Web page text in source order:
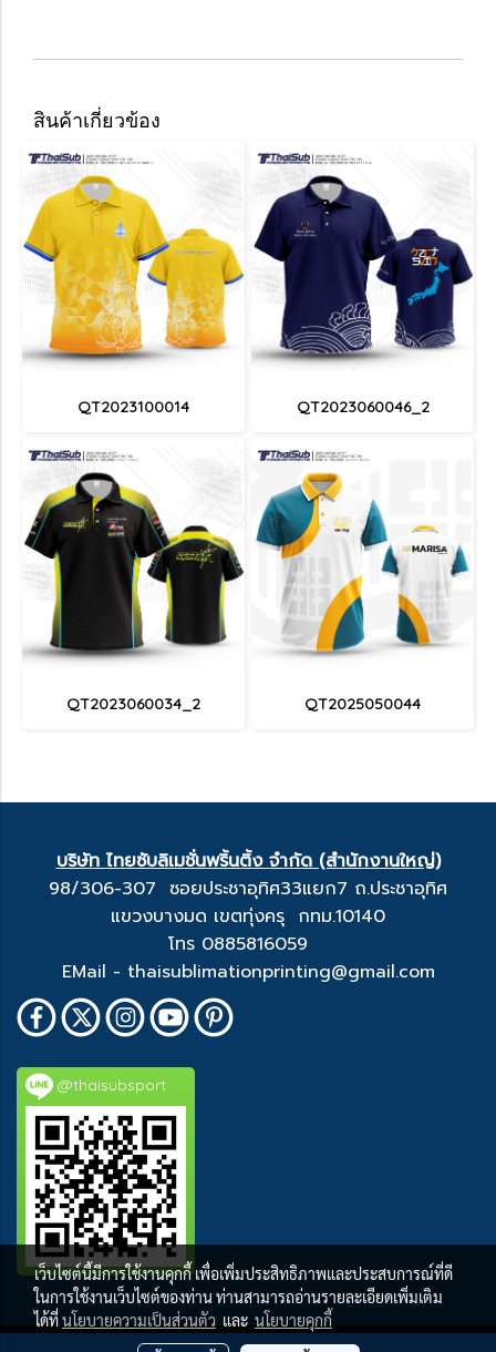
สินค้าเกี่ยวข้อง
QT2023100014 QT2023060046_2
QT2023060034_2 QT2025050044
บริษัท ไทยซับลิเมชั่นพริ้นติ้ง จำกัด (สำนักงานใหญ่)
98/306-307 ซอยประชาอุทิศ33แยก7 ถ.ประชาอุทิศ
แขวงบางมด เขตทุ่งครุ กทม.10140
โทร 0885816059
EMail - thaisublimationprinting@gmail.com
@thaisubsport
เว็บไซต์นี้มีการใช้งานคุกกี้ เพื่อเพิ่มประสิทธิภาพและประสบการณ์ที่ดี
ในการใช้งานเว็บไซต์ของท่าน ท่านสามารถอ่านรายละเอียดเพิ่มเติม
ได้ที่นโยบายความเป็นส่วนตัว และ นโยบายคุกกี้